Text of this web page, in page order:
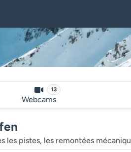
13
Webcams
pistes, les remontées